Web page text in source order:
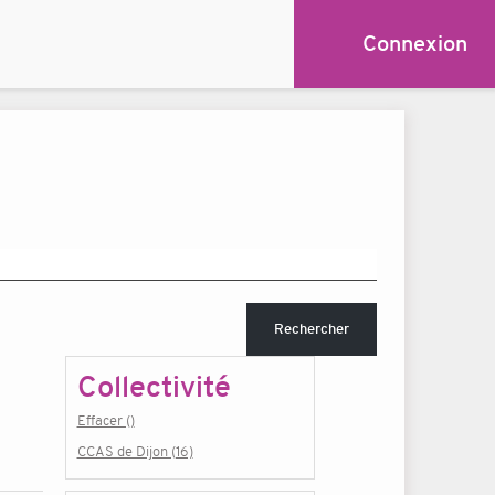
Connexion
Rechercher
Collectivité
Effacer ()
CCAS de Dijon (16)